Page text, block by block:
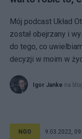
Mój podcast Układ
został obejrzany i
do tego, co
decyzji w moim w
Igor Janke na
NGO 9.03.2022,